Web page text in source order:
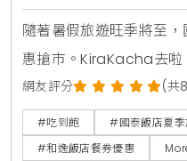
隨著暑假旅遊旺季將至
惠搶市。KiraKacha去
年的消費趨勢更傾向於一
合。本次國泰飯店夏季線
意，更透過跨館通用券
網友評分 (共
#吃到飽
#國泰飯店夏
#和逸飯店餐券優惠